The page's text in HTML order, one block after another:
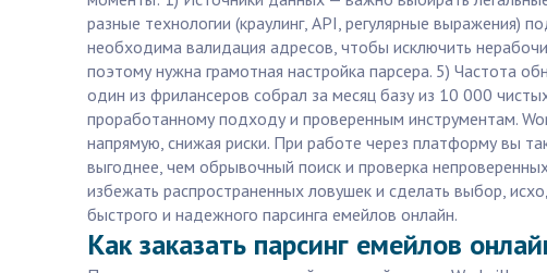
разные технологии (краулинг, API, регулярные выражения)
необходима валидация адресов, чтобы исключить
поэтому нужна грамотная настройка парсера. 5) Частота
один из фрилансеров собрал за месяц базу из 10 000
проработанному подходу и проверенным инструментам.
напрямую, снижая риски. При работе через платформу вы
выгоднее, чем обрывочный поиск и проверка
избежать распространенных ловушек и сделать выбор,
быстрого и надежного парсинга емейлов онлайн.
Как заказать парсинг емейлов